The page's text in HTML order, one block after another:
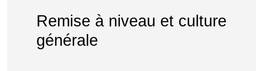
Remise à niveau et culture
générale